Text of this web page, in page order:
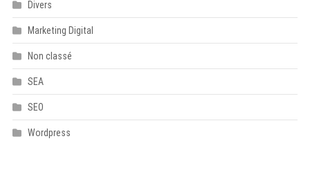
Divers
Marketing Digital
Non classé
SEA
SEO
Wordpress